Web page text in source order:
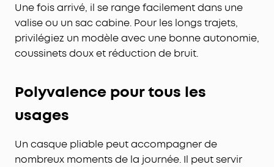
Une fois arrivé, il se range facilement dans une
valise ou un sac cabine. Pour les longs trajets,
privilégiez un modèle avec une bonne autonomie,
coussinets doux et réduction de bruit.
Polyvalence pour tous les
usages
Un casque pliable peut accompagner de
nombreux moments de la journée. Il peut servir